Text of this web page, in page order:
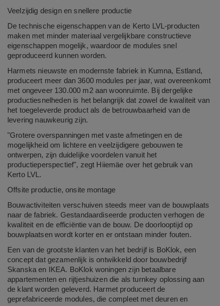
Veelzijdig design en snellere productie
De technische eigenschappen van de Kerto LVL-producten
maken met minder materiaal vergelijkbare constructieve
eigenschappen mogelijk, waardoor de modules snel
geproduceerd kunnen worden.
Harmets nieuwste en modernste fabriek in Kumna, Estland,
produceert meer dan 3600 modules per jaar, wat overeenkomt
met ongeveer 130.000 m2 aan woonruimte. Bij dergelijke
productiesnelheden is het belangrijk dat zowel de kwaliteit van
het toegeleverde product als de betrouwbaarheid van de
levering nauwkeurig zijn.
"Grotere overspanningen met vaste afmetingen en de
mogelijkheid om lichtere en veelzijdigere gebouwen te
ontwerpen, zijn duidelijke voordelen vanuit het
productieperspectief", zegt Hiiemäe over het gebruik van
Kerto LVL.
Offsite productie, onsite montage
Bouwactiviteiten verschuiven steeds meer van de bouwplaats
naar de fabriek. Gestandaardiseerde producten verhogen de
kwaliteit en de efficiëntie van de bouw. De doorlooptijd op
bouwplaatsen wordt korter en er ontstaan minder fouten.
Een van de grootste klanten van het bedrijf is BoKlok, een
concept dat gezamenlijk is ontwikkeld door bouwbedrijf
Skanska en IKEA. BoKlok woningen zijn betaalbare
appartementen en rijtjeshuizen die als turnkey oplossing aan
de klant worden geleverd. Harmet produceert de
geprefabriceerde modules, die compleet met deuren en